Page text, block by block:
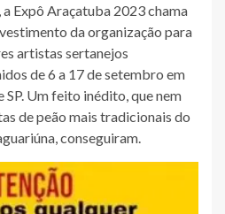
Expô Araçatuba 2023 chama
da organização para
artistas sertanejos
de 6 a 17 de setembro em
Um feito inédito, que nem
de peão mais tradicionais do
conseguiram.